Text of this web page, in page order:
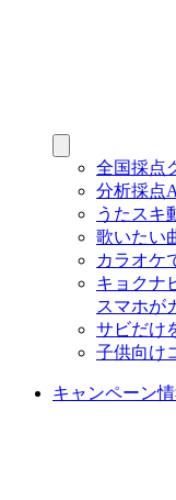
全国採点
分析採点
うたスキ
歌いたい
カラオケ
キョクナ
スマホが
サビだけ
子供向け
キャンペーン